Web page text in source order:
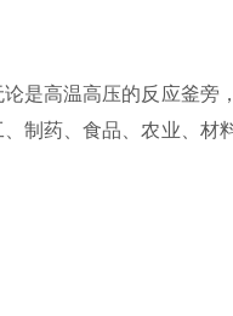
高温高压的反应釜旁
制药、食品、农业、